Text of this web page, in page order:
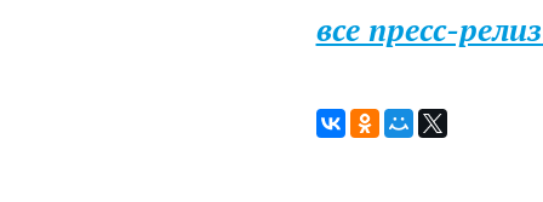
все пресс-